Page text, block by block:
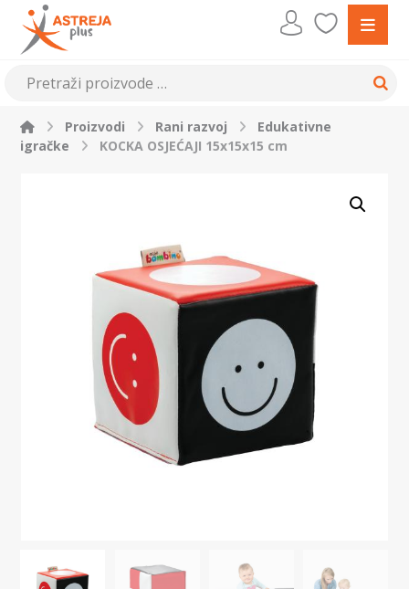
Proizvodi Rani razvoj
Edukativne
igračke
KOCKA OSJEĆAJI 15x15x15 cm